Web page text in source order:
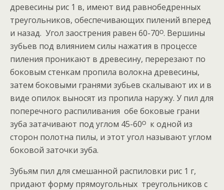
древесины рис 1 в, имеют вид равнобедренных
треугольников, обеспечивающих пилений вперед
и назад. Угол заострения равен 60-70ᴼ. Вершины
зубьев под влиянием силы нажатия в процессе
пиления проникают в древесину, перерезают по
боковым стенкам пропила волокна древесины,
затем боковыми гранями зубьев скалывают их и в
виде опилок выносят из пропила наружу. У пил для
поперечного распиливания обе боковые грани
зуба затачивают под углом 45-60ᴼ к одной из
сторон полотна пилы, и этот угол называют углом
боковой заточки зуба.
Зубьям пил для смешанной распиловки рис 1 г,
придают форму прямоугольных треугольников с